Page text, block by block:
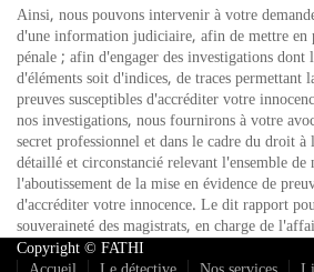
Ainsi, nous pouvons intervenir à votre
d'une information judiciaire, afin de mettre en
pénale ; afin d'engager des investigations dont
d'éléments soit d'indices, de traces permettant
preuves susceptibles d'accréditer votre
nos investigations, nous fournirons à votre
secret professionnel et dans le cadre du droit
détaillé et circonstancié relevant l'ensemble de
l'aboutissement de la mise en évidence de
d'accréditer votre innocence. Le dit rapport
souveraineté des magistrats, en charge de
dans le seul but de permettre une éventuelle
Copyright © FATHI